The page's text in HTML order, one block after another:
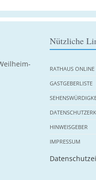
Nützliche
RATHAUS ONLINE
GASTGEBERLISTE
HINWEISGEBER
IMPRESSUM